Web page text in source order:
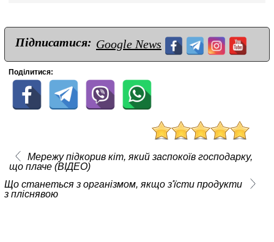
Підписатися: Google News
Поділитися:
Мережу підкорив кіт, який заспокоїв господарку,
що плаче (ВІДЕО)
Що станеться з організмом, якщо з'їсти продукти
з пліснявою